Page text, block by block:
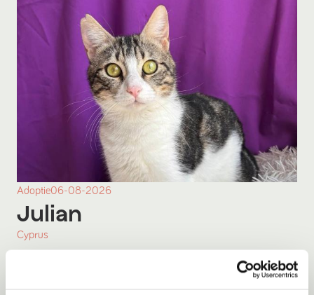
Adoptie06-08-2026
Julian
Cyprus